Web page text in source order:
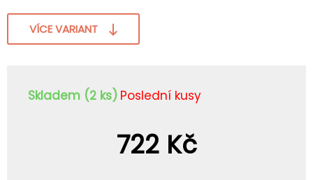
VÍCE VARIANT
Skladem (2 ks) Poslední kusy
722 Kč